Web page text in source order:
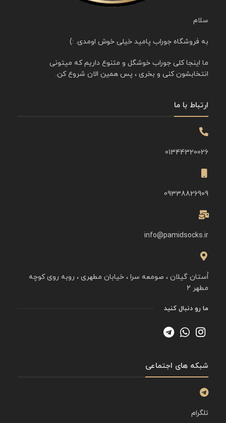
سلام
به فروشگاه جوراب پامید خیلی خوش اومدی. :)
ما اینجا کلی جوراب خوشگل و متنوع داریم که میتونی
انتخابشون کنی و بخری ، پس همین الان شروع کن.
ارتباط با ما
01344320026
09338826909
info@pamidsocks.ir
اُستان گیلان ، صومعه سرا ، خیابان مطهری ، روبه روی کوچه
مطهر ۲
ما رو دنبال کنید
شبکه های اجتماعی
تلگرام